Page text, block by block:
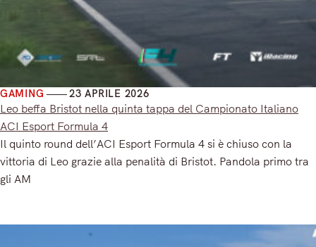
GAMING 23 APRILE 2026
Leo beffa Bristot nella quinta tappa del Campionato Italiano
ACI Esport Formula 4
Il quinto round dell’ACI Esport Formula 4 si è chiuso con la
vittoria di Leo grazie alla penalità di Bristot. Pandola primo tra
gli AM